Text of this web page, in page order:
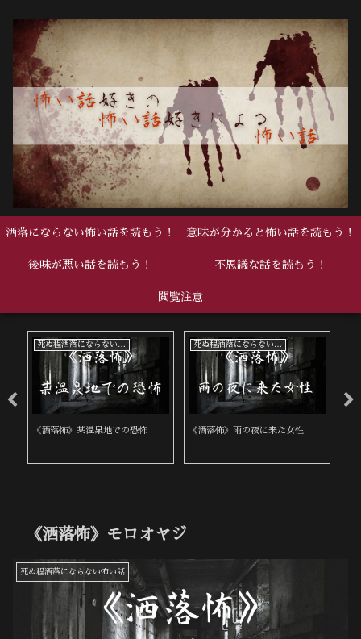
洒落にならない怖い話を読もう！ 意味が分かると怖い話を読もう！
後味が悪い話を読もう！ 不思議な話を読もう！
閲覧注意
死ぬ程洒落にならない怖い話
《洒落怖》某温泉地での恐怖
死ぬ程洒落にならない怖い話
《洒落怖》雨の夜に来た女性
《洒落怖》モロオヤジ
死ぬ程洒落にならない怖い話